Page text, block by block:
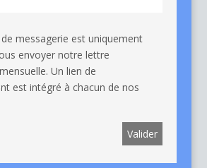
messagerie est uniquement
envoyer notre lettre
Un lien de
est intégré à chacun de nos